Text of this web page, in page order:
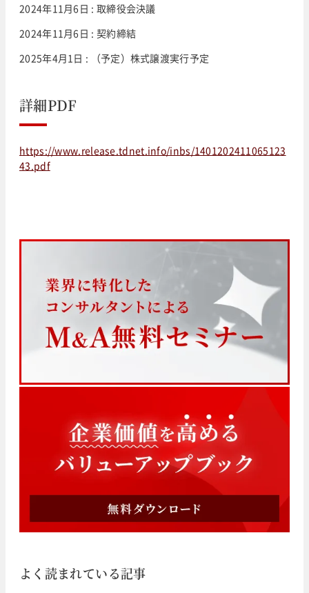
2024年11月6日 : 取締役会決議
2024年11月6日 : 契約締結
2025年4月1日 : （予定）株式譲渡実行予定
詳細PDF
https://www.release.tdnet.info/inbs/1401202411065123
43.pdf
よく読まれている記事